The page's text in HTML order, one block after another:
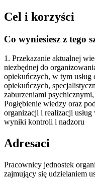
Cel i korzyści
Co wyniesiesz z tego
1. Przekazanie aktualnej
niezbędnej do
opiekuńczych, w tym usług
opiekuńczych,
zaburzeniami
Pogłębienie wiedzy oraz
organizacji i realizacji
wyniki kontroli i nadzoru
Adresaci
Pracownicy jednostek
zajmujący się udzielaniem